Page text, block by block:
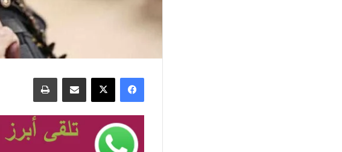
فيسبوك ‫X مشاركة عبر البريد طباعة